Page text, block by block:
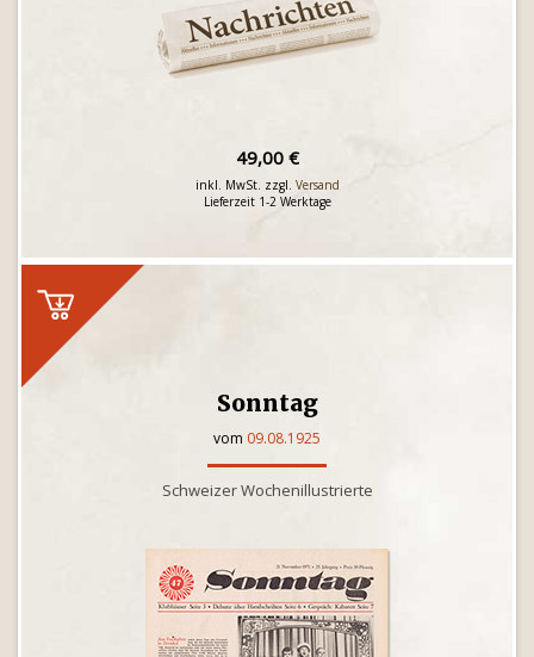
49,00 €
inkl. MwSt. zzgl. Versand
Lieferzeit 1-2 Werktage
Sonntag
vom 09.08.1925
Schweizer Wochenillustrierte